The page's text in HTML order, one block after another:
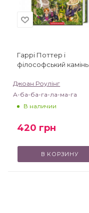
Гаррі Поттер і
філософський камінь
Джоан Роулінг
А-ба-ба-га-ла-ма-га
В наличии
420 грн
В КОРЗИНУ